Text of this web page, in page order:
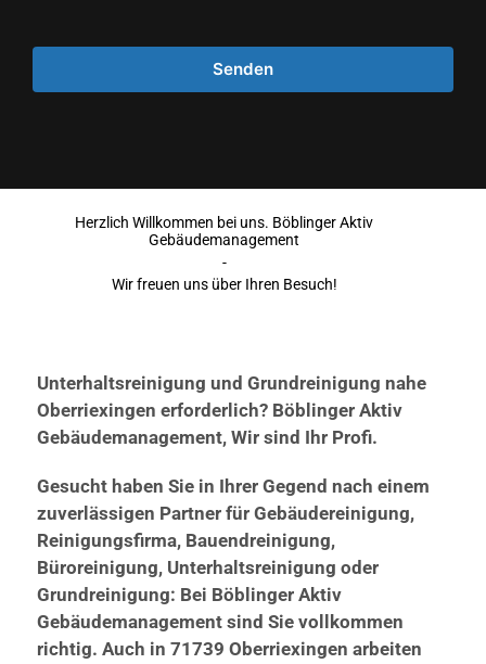
Herzlich Willkommen bei uns. Böblinger Aktiv
Gebäudemanagement
-
Wir freuen uns über Ihren Besuch!
Unterhaltsreinigung und Grundreinigung nahe
Oberriexingen erforderlich? Böblinger Aktiv
Gebäudemanagement, Wir sind Ihr Profi.
Gesucht haben Sie in Ihrer Gegend nach einem
zuverlässigen Partner für Gebäudereinigung,
Reinigungsfirma, Bauendreinigung,
Büroreinigung, Unterhaltsreinigung oder
Grundreinigung: Bei Böblinger Aktiv
Gebäudemanagement sind Sie vollkommen
richtig. Auch in 71739 Oberriexingen arbeiten